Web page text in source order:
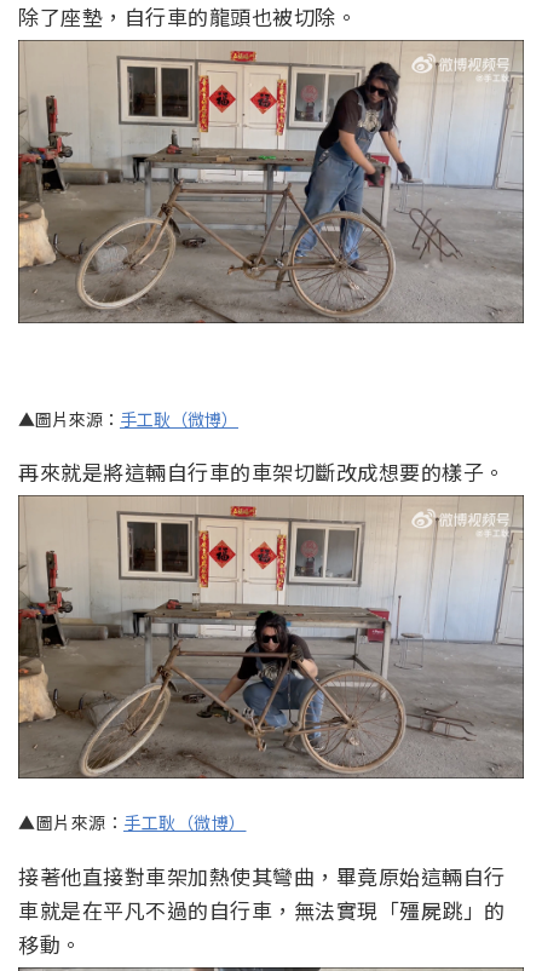
除了座墊，自行車的龍頭也被切除。
▲圖片來源： 手工耿（微博）
再來就是將這輛自行車的車架切斷改成想要的樣子。
▲圖片來源： 手工耿（微博）
接著他直接對車架加熱使其彎曲，畢竟原始這輛自行
車就是在平凡不過的自行車，無法實現「殭屍跳」的
移動。